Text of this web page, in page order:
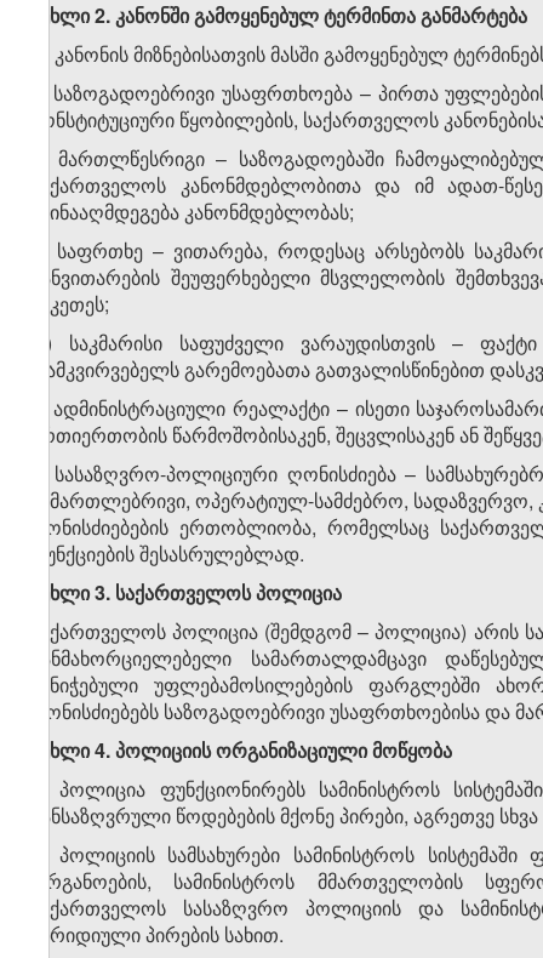
მუხლი 2. კანონში გამოყენებულ ტერმინთა განმარტება
ამ კანონის მიზნებისათვის მასში გამოყენებულ
ა) საზოგადოებრივი უსაფრთხოება – პირთა
კონსტიტუციური წყობილების, საქართველოს
ბ) მართლწესრიგი – საზოგადოებაში
საქართველოს კანონმდებლობითა და იმ ადათ-
ეწინააღმდეგება კანონმდებლობას;
გ) საფრთხე – ვითარება, როდესაც არსებობს
განვითარების შეუფერხებელი მსვლელობის
სიკეთეს;
დ) საკმარისი საფუძველი ვარაუდისთვის –
დამკვირვებელს გარემოებათა გათვალისწინებით
ე) ადმინისტრაციული რეალაქტი – ისეთი
ურთიერთობის წარმოშობისაკენ, შეცვლისაკენ ან
ვ) სასაზღვრო-პოლიციური ღონისძიება –
სამართლებრივი, ოპერატიულ-სამძებრო,
ღონისძიებების ერთობლიობა, რომელსაც
ფუნქციების შესასრულებლად.
მუხლი 3. საქართველოს პოლიცია
საქართველოს პოლიცია (შემდგომ – პოლიცია) არის
განმახორციელებელი სამართალდამცავი
მინიჭებული უფლებამოსილებების ფარგლებში
ღონისძიებებს საზოგადოებრივი უსაფრთხოებისა და
მუხლი 4. პოლიციის ორგანიზაციული მოწყობა
1. პოლიცია ფუნქციონირებს სამინისტროს
განსაზღვრული წოდებების მქონე პირები, აგრეთვე
2. პოლიციის სამსახურები სამინისტროს
ორგანოების, სამინისტროს მმართველობის
საქართველოს სასაზღვრო პოლიციის და
იურიდიული პირების სახით.